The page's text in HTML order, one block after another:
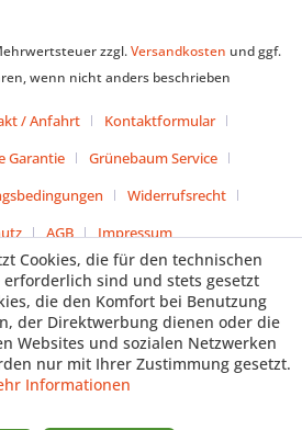
zzgl.Versandkosten und ggf.
wenn nicht anders beschrieben
/ Anfahrt
Kontaktformular
Garantie
Grünebaum Service
Widerrufsrecht
AGB Impressum
Cookies, die für den technischen
sind und stets gesetzt
die den Komfort bei Benutzung
der Direktwerbung dienen oder die
Websites und sozialen Netzwerken
nur mit Ihrer Zustimmung gesetzt.
Informationen